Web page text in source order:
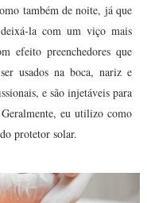
também de noite, já que
la com um viço mais
efeito preenchedores que
usados na boca, nariz e
e são injetáveis para
eu utilizo como
protetor solar.